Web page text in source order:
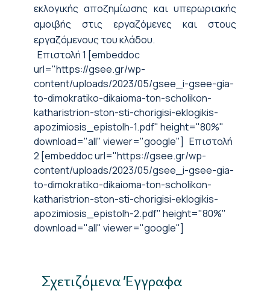
εκλογικής αποζημίωσης και υπερωριακής
αμοιβής στις εργαζόμενες και στους
εργαζόμενους του κλάδου.
Επιστολή 1 [embeddoc
url="https://gsee.gr/wp-
content/uploads/2023/05/gsee_i-gsee-gia-
to-dimokratiko-dikaioma-ton-scholikon-
katharistrion-ston-sti-chorigisi-eklogikis-
apozimiosis_epistolh-1.pdf" height="80%"
download="all" viewer="google"] Επιστολή
2 [embeddoc url="https://gsee.gr/wp-
content/uploads/2023/05/gsee_i-gsee-gia-
to-dimokratiko-dikaioma-ton-scholikon-
katharistrion-ston-sti-chorigisi-eklogikis-
apozimiosis_epistolh-2.pdf" height="80%"
download="all" viewer="google"]
Σχετιζόμενα Έγγραφα